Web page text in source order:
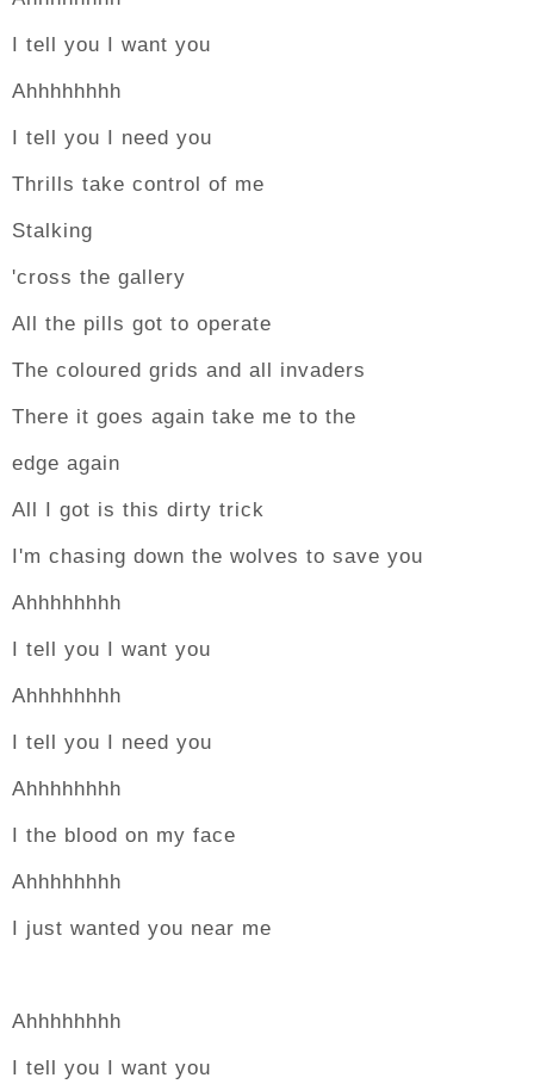
I tell you I want you
Ahhhhhhhh
I tell you I need you
Thrills take control of me
Stalking
'cross the gallery
All the pills got to operate
The coloured grids and all invaders
There it goes again take me to the
edge again
All I got is this dirty trick
I'm chasing down the wolves to save you
Ahhhhhhhh
I tell you I want you
Ahhhhhhhh
I tell you I need you
Ahhhhhhhh
I the blood on my face
Ahhhhhhhh
I just wanted you near me
Ahhhhhhhh
I tell you I want you